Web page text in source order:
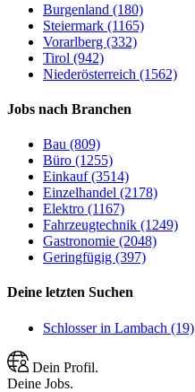
Burgenland (180)
Steiermark (1165)
Vorarlberg (332)
Tirol (942)
Niederösterreich (1562)
Jobs nach Branchen
Bau (809)
Büro (1255)
Einkauf (3514)
Einzelhandel (2178)
Elektro (1167)
Fahrzeugtechnik (1249)
Gastronomie (2048)
Geringfügig (397)
Deine letzten Suchen
Schlosser in Lambach (19)
Dein Profil.
Deine Jobs.